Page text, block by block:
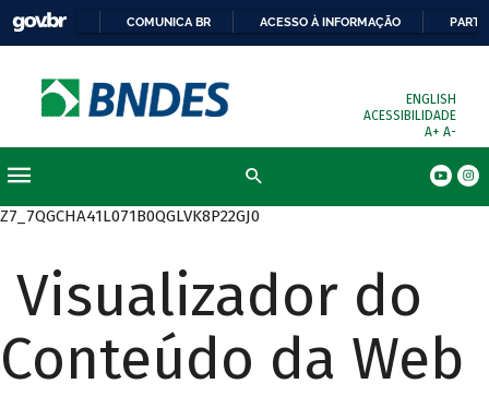
COMUNICA BR ACESSO À INFORMAÇÃO
ENGLISH
ACESSIBILIDADE
A+ A-
Z7_7QGCHA41L071B0QGLVK8P22GJ0
Visualizador do
Conteúdo da Web